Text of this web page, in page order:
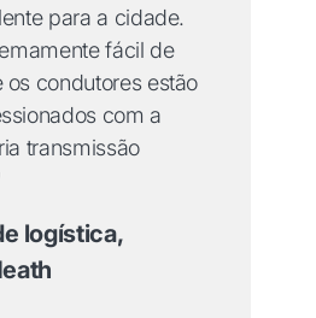
para a cidade.
fácil de
os condutores estão
com a
transmissão
logística,